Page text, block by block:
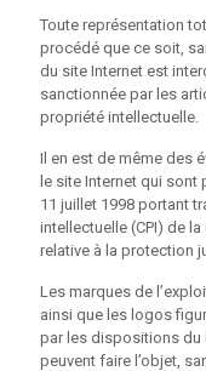
Toute représentation
procédé que ce soit,
du site Internet est
sanctionnée par les
propriété intellectuelle.
Il en est de même des
le site Internet qui
11 juillet 1998 portant
intellectuelle (CPI) de
relative à la protection
Les marques de
ainsi que les logos
par les dispositions du
peuvent faire l’objet,